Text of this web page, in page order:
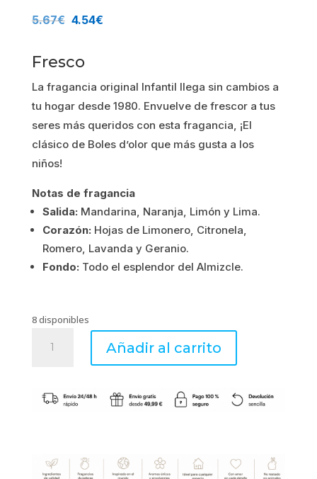
5.67€ El
original
era:
5.67€.
4.54€El
es:
4.54€.
Fresco
La fragancia original Infantil llega sin cambios a
tu hogar desde 1980. Envuelve de frescor a tus
seres más queridos con esta fragancia, ¡El
clásico de Boles d’olor que más gusta a los
niños!
Notas de fragancia
Salida: Mandarina, Naranja, Limón y Lima.
Corazón: Hojas de Limonero, Citronela,
Romero, Lavanda y Geranio.
Fondo: Todo el esplendor del Almizcle.
8 disponibles
cantidad
Añadir al carrito